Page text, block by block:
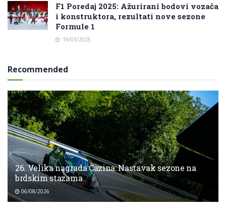
F1 Poredaj 2025: Ažurirani bodovi vozača
i konstruktora, rezultati nove sezone
Formule 1
19/03/2025
Recommended
26. Velika nagrada Cazina: Nastavak sezone na
brdskim stazama
06/08/2026